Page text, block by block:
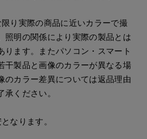
り実際の商品に近いカラーで撮
照明の関係により実際の製品とは
ります。またパソコン・スマート
干製品と画像のカラーが異なる場
のカラー差異については返品理由
ください。
なります。